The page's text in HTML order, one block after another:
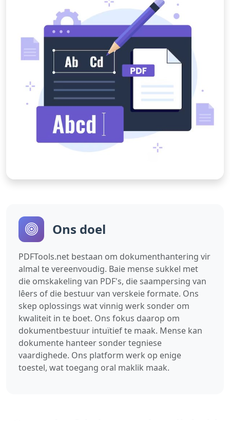
Ons doel
PDFTools.net bestaan ​​om dokumenthantering vir
almal te vereenvoudig. Baie mense sukkel met
die omskakeling van PDF's, die saampersing van
lêers of die bestuur van verskeie formate. Ons
skep oplossings wat vinnig werk sonder om
kwaliteit in te boet. Ons fokus daarop om
dokumentbestuur intuïtief te maak. Mense kan
dokumente hanteer sonder tegniese
vaardighede. Ons platform werk op enige
toestel, wat toegang oral maklik maak.